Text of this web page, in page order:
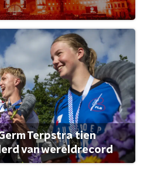
Terpstra tien
van wereldrecord